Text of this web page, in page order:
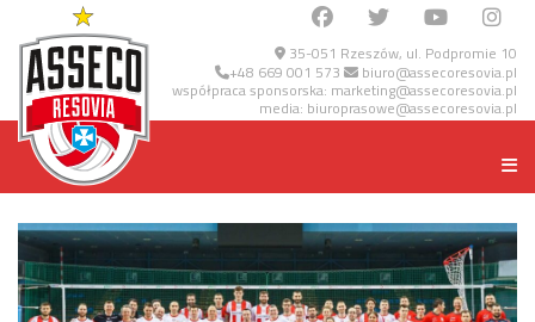
35-051 Rzeszów, ul. Podpromie 10
+48 669 001 573 biuro@assecoresovia.pl
współpraca sponsorska: marketing@assecoresovia.pl
media: biuroprasowe@assecoresovia.pl